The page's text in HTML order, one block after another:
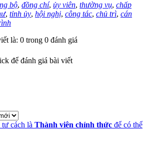
bộ, đồng chí, ủy viên, thường vụ, chấp
, tỉnh ủy, hội nghị, công tác, chủ trì, cán
là: 0 trong 0 đánh giá
để đánh giá bài viết
tư cách là Thành viên chính thức để có thể